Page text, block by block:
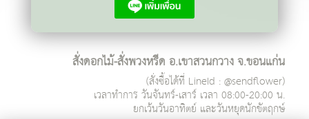
สั่งดอกไม้-สั่งพวงหรีด อ.เขาสวนกวาง จ.ขอนแก่น
(สั่งซื้อได้ที่ LineId : @sendflower)
เวลาทำการ วันจันทร์-เสาร์ เวลา 08:00-20:00 น.
ยกเว้นวันอาทิตย์ และวันหยุดนักขัตฤกษ์